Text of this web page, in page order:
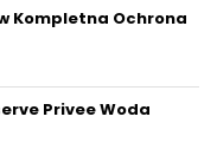
Kompletna Ochrona
Privee Woda